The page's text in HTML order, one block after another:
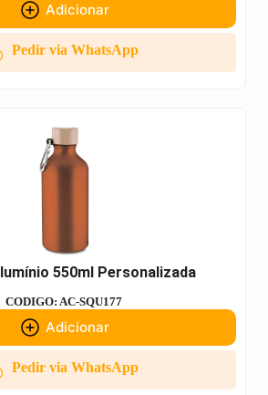
Adicionar
Pedir via WhatsApp
550ml Personalizada
CODIGO: AC-SQU177
Adicionar
Pedir via WhatsApp